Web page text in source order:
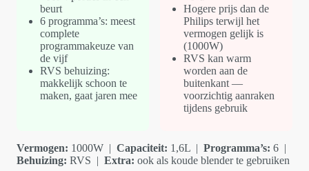
beurt
6 programma’s: meest
complete
programmakeuze van
de vijf
RVS behuizing:
makkelijk schoon te
maken, gaat jaren mee
Hogere prijs dan de
Philips terwijl het
vermogen gelijk is
(1000W)
RVS kan warm
worden aan de
buitenkant —
voorzichtig aanraken
tijdens gebruik
Vermogen: 1000W | Capaciteit: 1,6L | Programma’s: 6 |
Behuizing: RVS | Extra: ook als koude blender te gebruiken